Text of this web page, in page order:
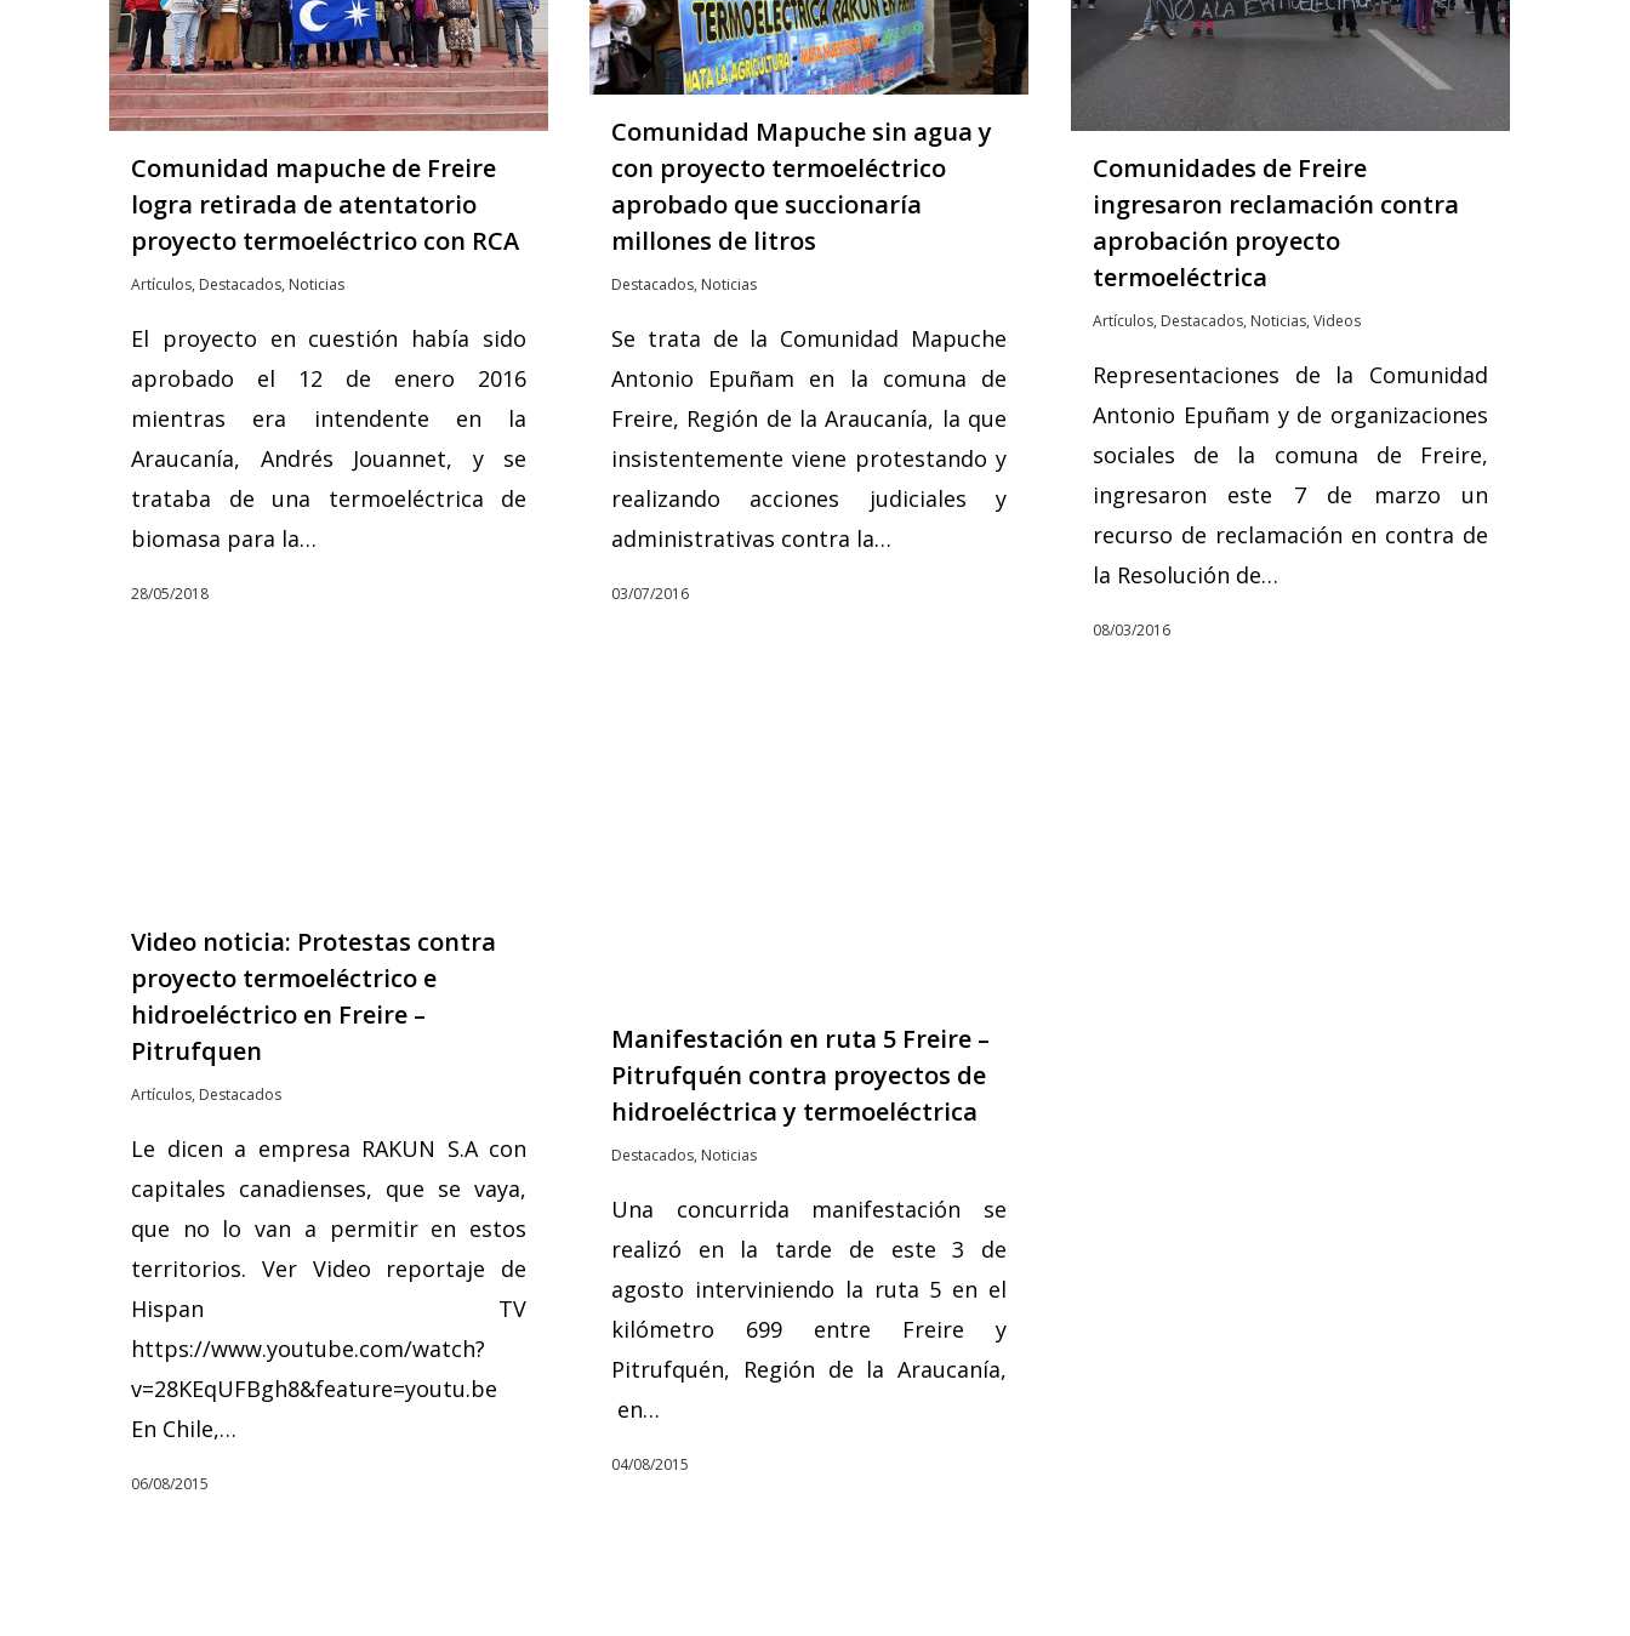
Hit enter to search or ESC to close
Comunidad mapuche de Freire
logra retirada de atentatorio
proyecto termoeléctrico con RCA
Artículos, Destacados, Noticias
El proyecto en cuestión había sido
aprobado el 12 de enero 2016
mientras era intendente en la
Araucanía, Andrés Jouannet, y se
trataba de una termoeléctrica de
biomasa para la…
28/05/2018
Comunidad Mapuche sin agua y
con proyecto termoeléctrico
aprobado que succionaría
millones de litros
Destacados, Noticias
Se trata de la Comunidad Mapuche
Antonio Epuñam en la comuna de
Freire, Región de la Araucanía, la que
insistentemente viene protestando y
realizando acciones judiciales y
administrativas contra la…
03/07/2016
Comunidades de Freire
ingresaron reclamación contra
aprobación proyecto
termoeléctrica
Artículos, Destacados, Noticias, Videos
Representaciones de la Comunidad
Antonio Epuñam y de organizaciones
sociales de la comuna de Freire,
ingresaron este 7 de marzo un
recurso de reclamación en contra de
la Resolución de…
08/03/2016
Video noticia: Protestas contra
proyecto termoeléctrico e
hidroeléctrico en Freire –
Pitrufquen
Artículos, Destacados
Le dicen a empresa RAKUN S.A con
capitales canadienses, que se vaya,
que no lo van a permitir en estos
territorios. Ver Video reportaje de
Hispan TV
https://www.youtube.com/watch?
v=28KEqUFBgh8&feature=youtu.be
En Chile,…
06/08/2015
Manifestación en ruta 5 Freire –
Pitrufquén contra proyectos de
hidroeléctrica y termoeléctrica
Destacados, Noticias
Una concurrida manifestación se
realizó en la tarde de este 3 de
agosto interviniendo la ruta 5 en el
kilómetro 699 entre Freire y
Pitrufquén, Región de la Araucanía,
en…
04/08/2015